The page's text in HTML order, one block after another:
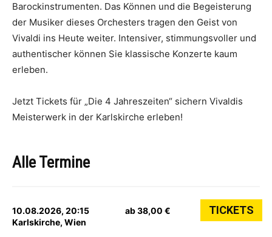
Barockinstrumenten. Das Können und die Begeisterung
der Musiker dieses Orchesters tragen den Geist von
Vivaldi ins Heute weiter. Intensiver, stimmungsvoller und
authentischer können Sie klassische Konzerte kaum
erleben.
Jetzt Tickets für „Die 4 Jahreszeiten“ sichern Vivaldis
Meisterwerk in der Karlskirche erleben!
Alle Termine
10.08.2026, 20:15
Karlskirche, Wien
ab 38,00 € TICKETS